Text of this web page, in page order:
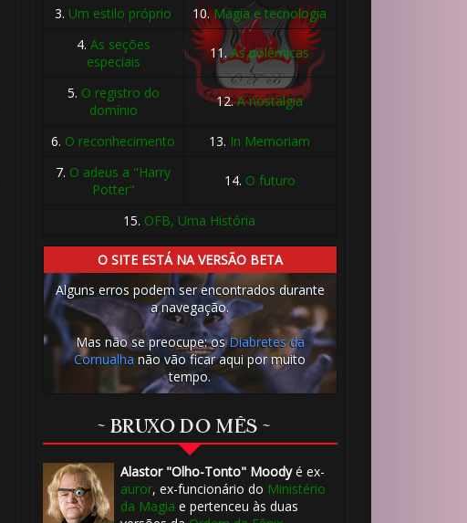
3. Um estilo próprio 10.Magia e tecnologia
4. As seções
especiais
11.As polêmicas
5. O registro do
domínio
12.A nostalgia
6. O reconhecimento 13. In Memoriam
7. O adeus a "Harry
Potter"
14. O futuro
15. OFB, Uma História
O SITE ESTÁ NA VERSÃO BETA
Alguns erros podem ser encontrados durante
a navegação.
Mas não se preocupe: osDiabretes da
Cornualha não vão ficar aqui por muito
tempo.
~ BRUXO DO MÊS ~
Alastor "Olho-Tonto" Moodyé ex-
auror, ex-funcionário do Ministério
da Magia e pertenceu às duas
1️⃣ 8️⃣